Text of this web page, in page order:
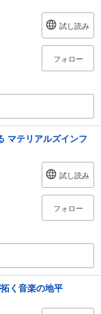
試し読み
フォロー
マテリアルズインフ
試し読み
フォロー
く音楽の地平